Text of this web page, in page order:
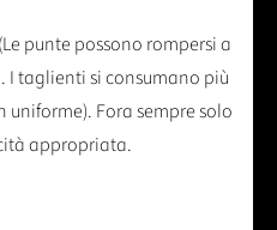
punte possono rompersi a
I taglienti si consumano più
Fora sempre solo
appropriata.